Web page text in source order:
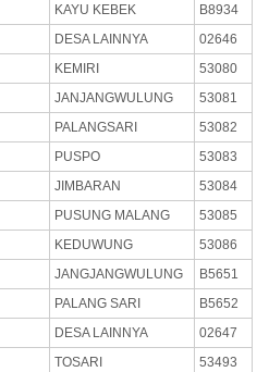
KAYU KEBEK
B8934
DESA LAINNYA
02646
KEMIRI
53080
JANJANGWULUNG
53081
PALANGSARI
53082
PUSPO
53083
JIMBARAN
53084
PUSUNG MALANG
53085
KEDUWUNG
53086
JANGJANGWULUNG
B5651
PALANG SARI
B5652
DESA LAINNYA
02647
TOSARI
53493